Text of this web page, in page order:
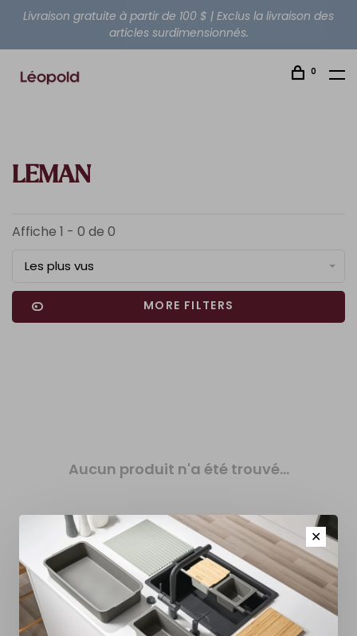
Livraison gratuite à partir de 100 $ | Exclus la livraison des
articles surdimensionnés.
0
LEMAN
Affiche 1 - 0 de 0
Les plus vus
MORE FILTERS
Aucun produit n'a été trouvé...
✕